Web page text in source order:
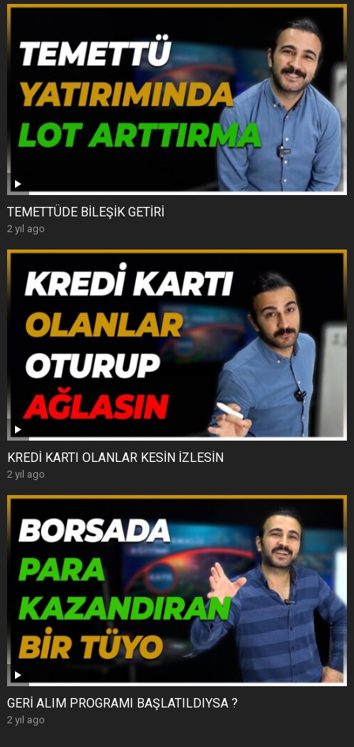
TEMETTÜDE BİLEŞİK GETİRİ
2 yıl ago
KREDİ KARTI OLANLAR KESİN İZLESİN
2 yıl ago
GERİ ALIM PROGRAMI BAŞLATILDIYSA ?
2 yıl ago